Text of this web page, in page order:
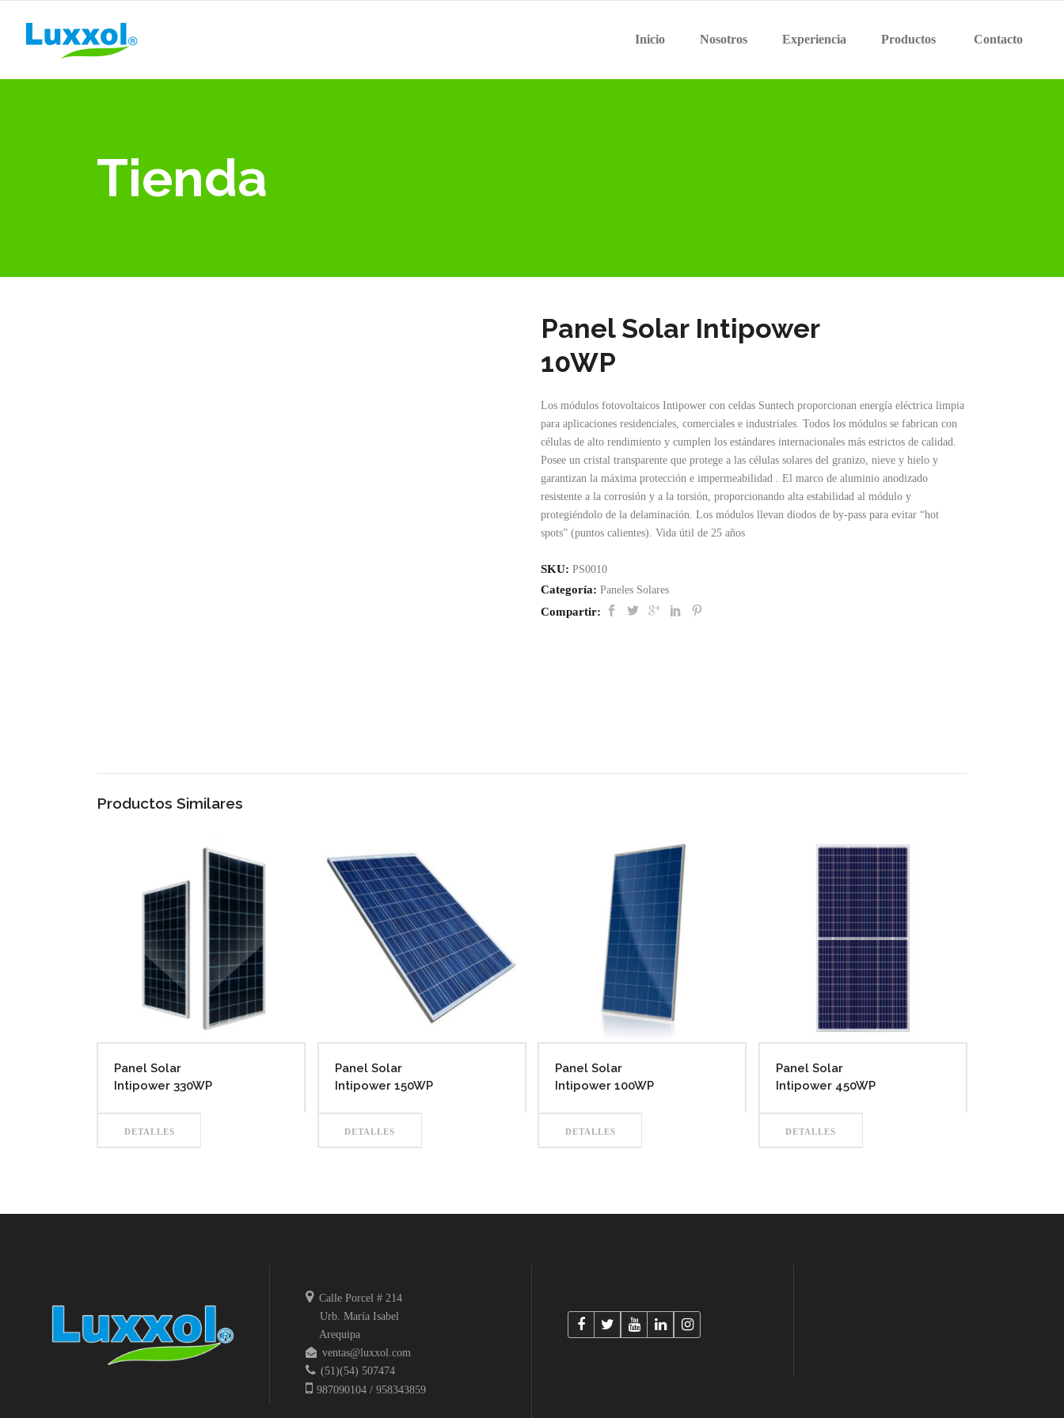
Inicio Nosotros Experiencia Productos Contacto
Tienda
Panel Solar Intipower
10WP
Los módulos fotovoltaicos Intipower con celdas Suntech proporcionan energía eléctrica limpia
para aplicaciones residenciales, comerciales e industriales. Todos los módulos se fabrican con
células de alto rendimiento y cumplen los estándares internacionales más estrictos de calidad.
Posee un cristal transparente que protege a las células solares del granizo, nieve y hielo y
garantizan la máxima protección e impermeabilidad . El marco de aluminio anodizado
resistente a la corrosión y a la torsión, proporcionando alta estabilidad al módulo y
protegiéndolo de la delaminación. Los módulos llevan diodos de by-pass para evitar “hot
spots” (puntos calientes). Vida útil de 25 años
SKU: PS0010
Categoría: Paneles Solares
Compartir:
Productos Similares
Panel Solar
Intipower 330WP
DETALLES
Panel Solar
Intipower 150WP
DETALLES
Panel Solar
Intipower 100WP
DETALLES
Panel Solar
Intipower 450WP
DETALLES
Calle Porcel # 214
Urb. María Isabel
Arequipa
ventas@luxxol.com
(51)(54) 507474
987090104 / 958343859